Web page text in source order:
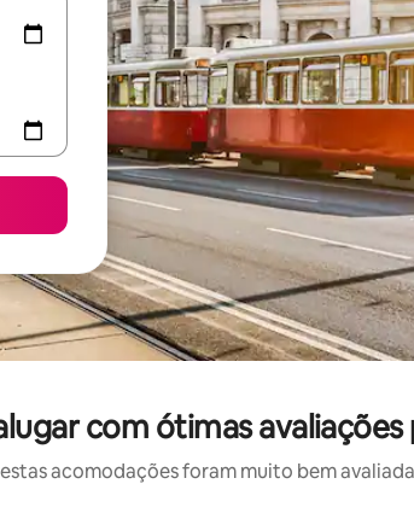
com ótimas
acomodações foram muito bem